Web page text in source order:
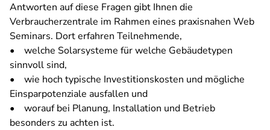
Antworten auf diese Fragen gibt Ihnen die
Verbraucherzentrale im Rahmen eines praxisnahen Web
Seminars. Dort erfahren Teilnehmende,
• welche Solarsysteme für welche Gebäudetypen
sinnvoll sind,
• wie hoch typische Investitionskosten und mögliche
Einsparpotenziale ausfallen und
• worauf bei Planung, Installation und Betrieb
besonders zu achten ist.